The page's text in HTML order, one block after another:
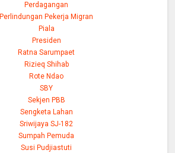
Perdagangan
Perlindungan Pekerja Migran
Piala
Presiden
Ratna Sarumpaet
Rizieq Shihab
Rote Ndao
SBY
Sekjen PBB
Sengketa Lahan
Sriwijaya SJ-182
Sumpah Pemuda
Susi Pudjiastuti